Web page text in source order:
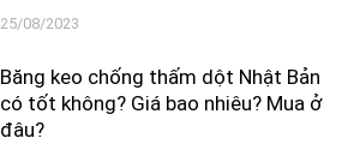
25/08/2023
Băng keo chống thấm dột Nhật Bản
có tốt không? Giá bao nhiêu? Mua ở
đâu?